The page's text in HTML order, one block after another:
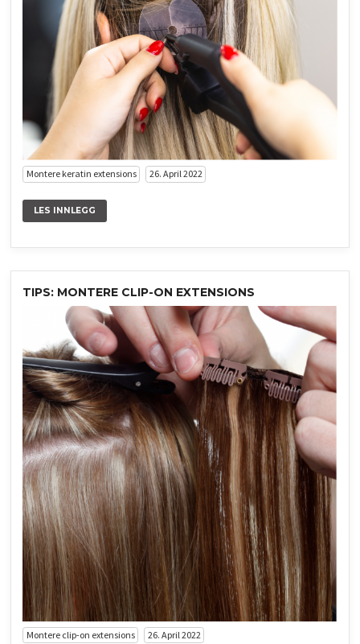
Montere keratin extensions 26. April 2022
LES INNLEGG
TIPS: MONTERE CLIP-ON EXTENSIONS
Montere clip-on extensions 26. April 2022